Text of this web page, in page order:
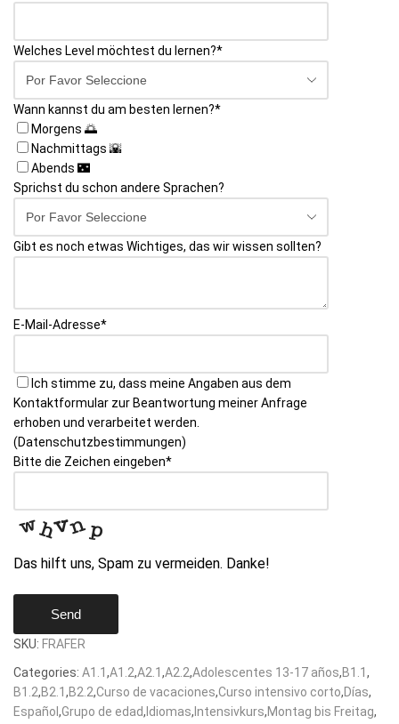
Welches Level möchtest du lernen?*
Wann kannst du am besten lernen?*
Morgens 🌅
Nachmittags 🌇
Abends 🌃
Sprichst du schon andere Sprachen?
Gibt es noch etwas Wichtiges, das wir wissen sollten?
E-Mail-Adresse*
Ich stimme zu, dass meine Angaben aus dem
Kontaktformular zur Beantwortung meiner Anfrage
erhoben und verarbeitet werden.
(Datenschutzbestimmungen)
Bitte die Zeichen eingeben*
Das hilft uns, Spam zu vermeiden. Danke!
Send
SKU: FRAFER
Categories: A1.1 ,A1.2,A2.1 ,A2.2,Adolescentes 13-17 años,B1.1 ,
B1.2,B2.1 ,B2.2,Curso de vacaciones,Curso intensivo corto,Días,
Español ,Grupo de edad, Idiomas, Intensivkurs,Montag bis Freitag,